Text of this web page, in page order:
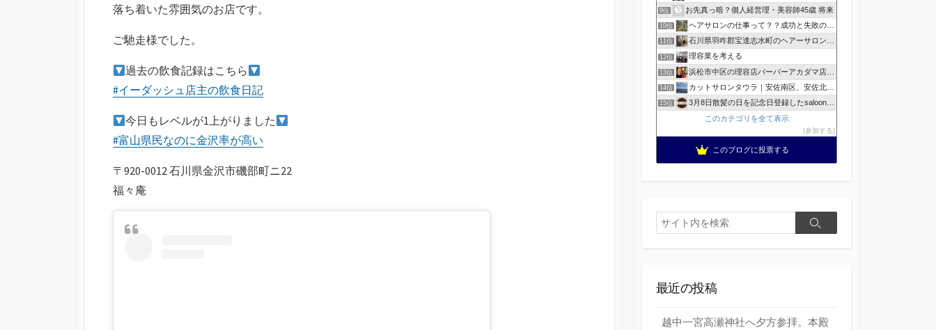
落ち着いた雰囲気のお店です。
ご馳走様でした。
過去の飲食記録はこちら
#イーダッシュ店主の飲食日記
今日もレベルが1上がりました
#富山県民なのに金沢率が高い
〒920-0012 石川県金沢市磯部町ニ22
福々庵
9位 お先真っ暗？個人経営理・美容師45歳 将来
10位 ヘアサロンの仕事って？？成功と失敗の覚悟！
11位 石川県羽咋郡宝達志水町のヘアーサロン ホープヘアーズ
12位 理容業を考える
13位 浜松市中区の理容店バーバーアカダマ店主が書く
14位 カットサロンタウラ｜安佐南区、安佐北区の理美容院
15位
3月8日散髪の日を記念日登録したsaloonhair
このカテゴリを全て表示
参加する
このブログに投票する
検
索
検
最近の投稿
越中一宮高瀬神社へ夕方参拝。本殿